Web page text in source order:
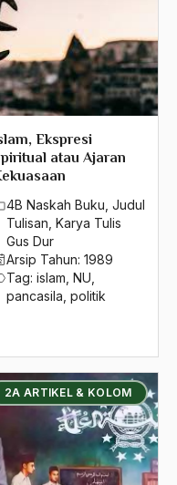
Ekspresi
atau Ajaran
4B Naskah Buku Judul
Tulisan Karya Tulis
Gus Dur
Arsip Tahun: 1989
Tag: islam NU
pancasila politik
2A ARTIKEL & KOLOM